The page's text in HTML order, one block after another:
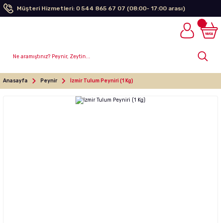
Müşteri Hizmetleri: 0 544 865 67 07 (08:00- 17:00 arası)
Anasayfa Peynir İzmir Tulum Peyniri (1 Kg)